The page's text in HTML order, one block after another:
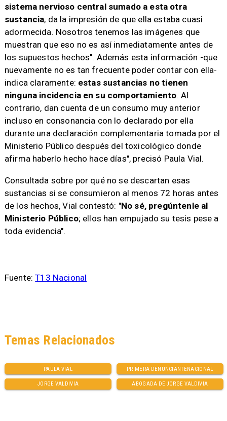
sistema nervioso central sumado a esta otra
sustancia, da la impresión de que ella estaba cuasi
adormecida. Nosotros tenemos las imágenes que
muestran que eso no es así inmediatamente antes de
los supuestos hechos". Además esta información -que
nuevamente no es tan frecuente poder contar con ella-
indica claramente: estas sustancias no tienen
ninguna incidencia en su comportamiento. Al
contrario, dan cuenta de un consumo muy anterior
incluso en consonancia con lo declarado por ella
durante una declaración complementaria tomada por el
Ministerio Público después del toxicológico donde
afirma haberlo hecho hace días", precisó Paula Vial.
Consultada sobre por qué no se descartan esas
sustancias si se consumieron al menos 72 horas antes
de los hechos, Vial contestó: "No sé, pregúntenle al
Ministerio Público; ellos han empujado su tesis pese a
toda evidencia".
Fuente:T13 Nacional
PAULA VIAL PRIMERA DENUNCIANTENACIONAL
JORGE VALDIVIA ABOGADA DE JORGE VALDIVIA
Temas Relacionados